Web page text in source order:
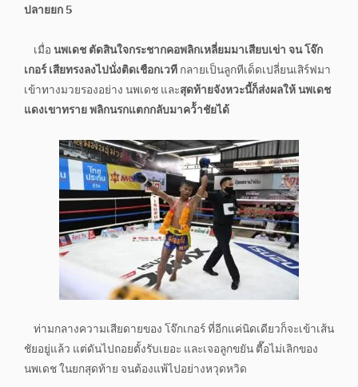
ปลายยก 5
เมื่อนพเดช ตัดสินใจกระชากคอพลิกเหลี่ยมมาเสียบเข่า จน โจ๊ก
เกอร์ เสียทรงลงไปนั่งติดเชือกเวทีกลายเป็นลูกทีเด็ดเปลี่ยนเสิร์ฟมา
เข้าทางมวยรองอย่าง นพเดช และสุดท้ายจังหวะนี้ก็ส่งผลให้ นพเดช
แดงเขาทราย พลิกนรกแตกกลับมาคว้้าชัยได้
ท่ามกลางความเสียดายของ โจ๊กเกอร์ ที่อีกแค่นิดเดียวก็จะเข้าเส้น
ชัยอยู่แล้ว แต่ดันไปถอยตั้งรับเยอะ และเจอลูกขยัน ตื๊อไม่เลิกของ
นพเดช ในยกสุดท้าย จนต้องแพ้ไปอย่างหวุดหวิด